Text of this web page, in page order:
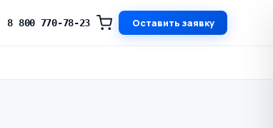
8 800 770-78-23 Оставить заявку